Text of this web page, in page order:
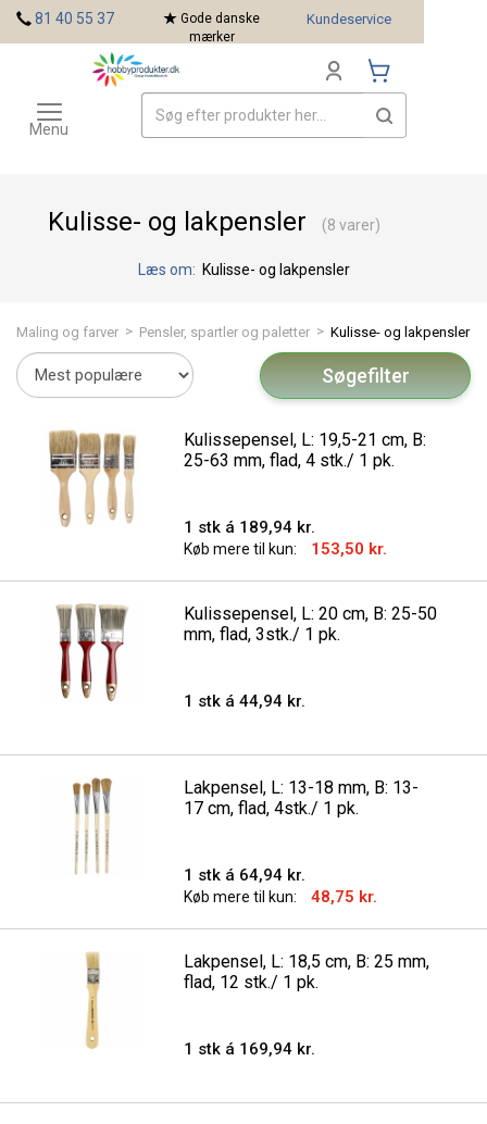
Kulisse- og lakpensler (8 varer)
Læs om: Kulisse- og lakpensler
Maling og farver > Pensler, spartler og paletter > Kulisse- og lakpensler
Søgefilter
Kulissepensel, L: 19,5-21 cm, B:
25-63 mm, flad, 4 stk./ 1 pk.
1 stk á 189,94 kr.
Køb mere til kun: 153,50 kr.
Kulissepensel, L: 20 cm, B: 25-50
mm, flad, 3stk./ 1 pk.
1 stk á 44,94 kr.
Lakpensel, L: 13-18 mm, B: 13-
17 cm, flad, 4stk./ 1 pk.
1 stk á 64,94 kr.
Køb mere til kun: 48,75 kr.
Lakpensel, L: 18,5 cm, B: 25 mm,
flad, 12 stk./ 1 pk.
1 stk á 169,94 kr.
81 40 55 37
Gode danske
mærker
Kundeservice
Toggle
navigation
Menu
Mærker